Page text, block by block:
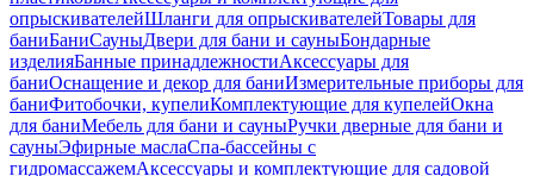
опрыскивателейШланги для опрыскивателейТовары для
баниБаниСауныДвери для бани и сауныБондарные
изделияБанные принадлежностиАксессуары для
баниОснащение и декор для баниИзмерительные приборы для
баниФитобочки, купелиКомплектующие для купелейОкна
для баниМебель для бани и сауныРучки дверные для бани и
сауныЭфирные маслаСпа-бассейны с
гидромассажемАксессуары и комплектующие для садовой